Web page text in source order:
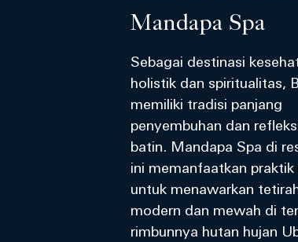
Mandapa Spa
Sebagai destinasi
holistik dan spiritualitas,
memiliki tradisi panjang
penyembuhan dan
batin. Mandapa Spa di
ini memanfaatkan praktik
untuk menawarkan
modern dan mewah di
rimbunnya hutan hujan